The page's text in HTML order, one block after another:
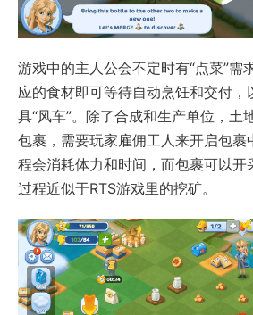
游戏中的主人公会不定时有“点菜”需
应的食材即可等待自动烹饪和交付，
具“风车”。除了合成和生产单位，土
包裹，需要玩家雇佣工人来开启包裹
程会消耗体力和时间，而包裹可以开
过程近似于RTS游戏里的挖矿。